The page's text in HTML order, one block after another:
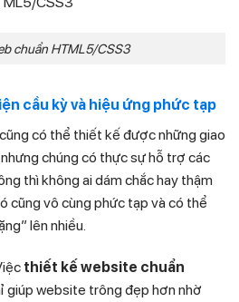
chuẩn HTML5/CSS3
cầu kỳ và hiệu ứng phức tạp
có thể thiết kế được những giao
chúng có thực sự hỗ trợ các
thì không ai dám chắc hay thậm
cũng vô cùng phức tạp và có thể
lên nhiều.
thiết kế website chuẩn
giúp website trông đẹp hơn nhờ